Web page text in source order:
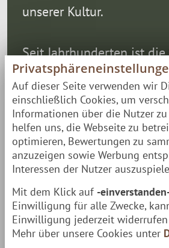
unserer Kultur.
Seit Jahrhunderten ist die
zentraler Ort für die
Norden. Leil ist das
Erfahrung.
Auf dieser Seite verwenden wir
einschließlich Cookies, um
Informationen über die Nutzer
helfen uns, die Webseite zu
optimieren, Bewertungen zu
anzuzeigen sowie Werbung
Interessen der Nutzer
Mit dem Klick auf -
Einwilligung für alle Zwecke,
Einwilligung jederzeit widerrufen
Mehr über unsere Cookies unter